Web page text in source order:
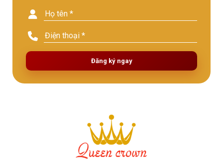
Đăng ký ngay